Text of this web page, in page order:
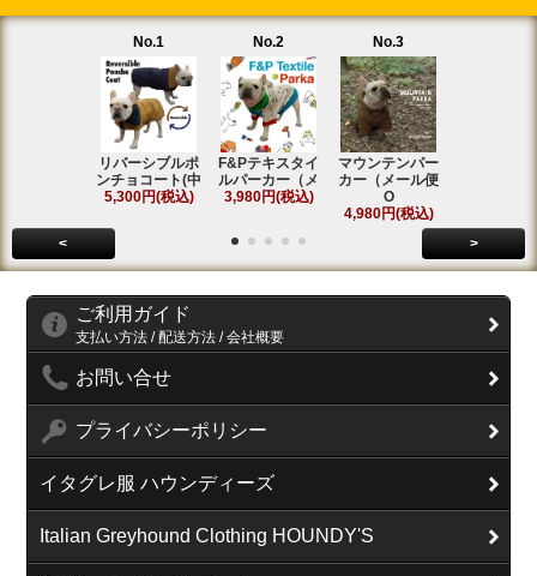
No.1
リバーシブルポ
ンチョコート(中
5,300円(税込)
No.2
F&Pテキスタイ
ルパーカー（メ
3,980円(税込)
No.3
マウンテンパー
カー（メール便
O
4,980円(税込)
< >
ご利用ガイド
支払い方法 / 配送方法 / 会社概要
お問い合せ
プライバシーポリシー
イタグレ服 ハウンディーズ
Italian Greyhound Clothing HOUNDY'S